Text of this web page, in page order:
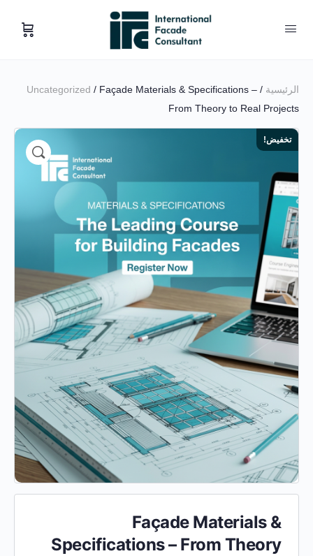
الرئيسية /
Uncategorized / Façade Materials & Specifications –
From Theory to Real Projects
تخفيض!
Façade Materials &
Specifications – From Theory